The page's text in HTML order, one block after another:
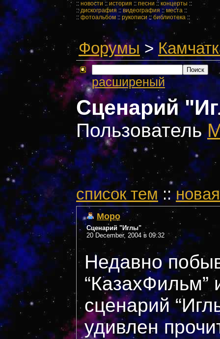
:: новости :: история :: песни :: концерты ::
::дискография :: видеография ::места ::
:: фотоальбом::рукописи::библиотека ::
Форумы>
расширеный
Сценарий
Пользователь
cписок тем::
Mopo
Сценарий "Иглы"
20 December, 2004 в 09:32
Недавно
сценарий
удивлен